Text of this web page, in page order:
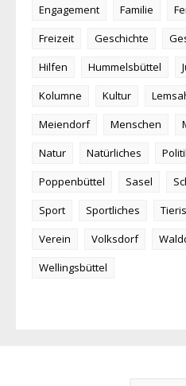
Engagement
Familie
Freizeit
Geschichte
Hilfen
Hummelsbüttel
Kolumne
Kultur
Meiendorf
Menschen
Natur
Natürliches
Poppenbüttel
Sasel
Sport
Sportliches
Verein
Volksdorf
Wellingsbüttel